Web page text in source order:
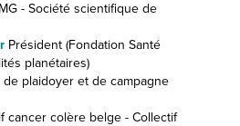
- Société scientifique de
Président (Fondation Santé
planétaires)
de plaidoyer et de campagne
cancer colère belge - Collectif